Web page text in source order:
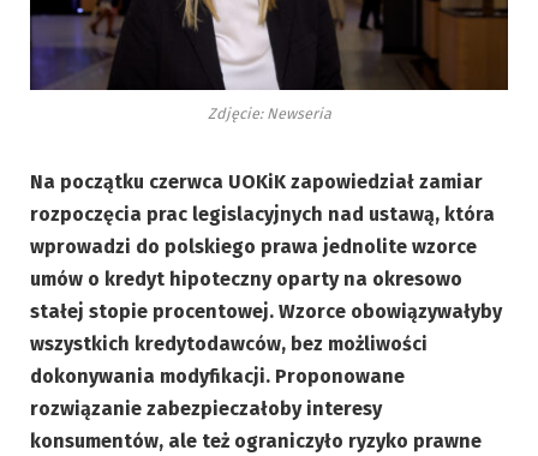
Zdjęcie: Newseria
Na początku czerwca UOKiK zapowiedział zamiar
rozpoczęcia prac legislacyjnych nad ustawą, która
wprowadzi do polskiego prawa jednolite wzorce
umów o kredyt hipoteczny oparty na okresowo
stałej stopie procentowej. Wzorce obowiązywałyby
wszystkich kredytodawców, bez możliwości
dokonywania modyfikacji. Proponowane
rozwiązanie zabezpieczałoby interesy
konsumentów, ale też ograniczyło ryzyko prawne